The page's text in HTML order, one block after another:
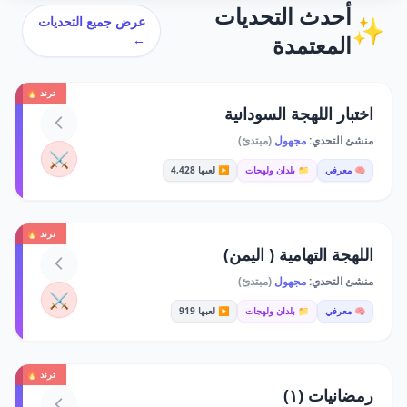
✨أحدث التحديات
المعتمدة
عرض جميع التحديات
←
ترند 🔥
اختبار اللهجة السودانية
منشئ التحدي:مجهول (مبتدئ)
🧠 معرفي 📁 بلدان ولهجات ▶️ لعبها 4,428 ⚔️
ترند 🔥
اللهجة التهامية ( اليمن)
منشئ التحدي:مجهول (مبتدئ)
🧠 معرفي 📁 بلدان ولهجات ▶️ لعبها 919 ⚔️
ترند 🔥
رمضانيات (١)